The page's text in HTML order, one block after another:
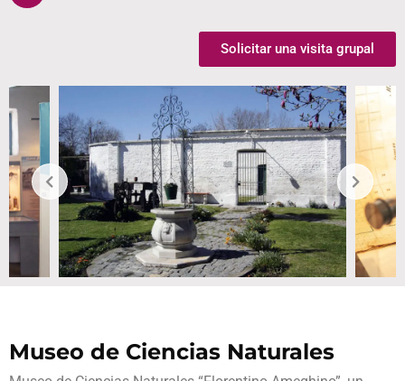
Solicitar una visita grupal
Museo de Ciencias Naturales